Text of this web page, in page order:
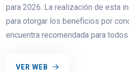
para 2026. La realización de esta
para otorgar los beneficios por
encuentra recomendada para
VER WEB